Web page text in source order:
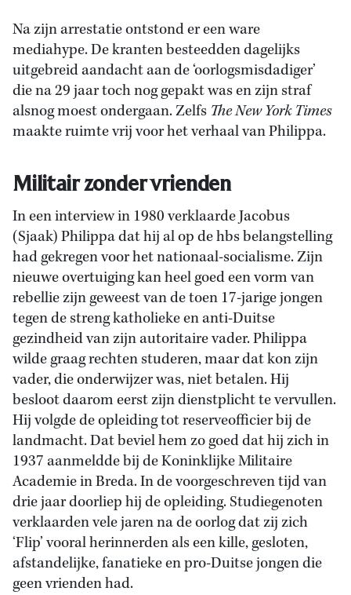
Na zijn arrestatie ontstond er een ware
mediahype. De kranten besteedden dagelijks
uitgebreid aandacht aan de ‘oorlogsmisdadiger’
die na 29 jaar toch nog gepakt was en zijn straf
alsnog moest ondergaan. Zelfs The New York Times
maakte ruimte vrij voor het verhaal van Philippa.
Militair zonder vrienden
In een interview in 1980 verklaarde Jacobus
(Sjaak) Philippa dat hij al op de hbs belangstelling
had gekregen voor het nationaal-socialisme. Zijn
nieuwe overtuiging kan heel goed een vorm van
rebellie zijn geweest van de toen 17-jarige jongen
tegen de streng katholieke en anti-Duitse
gezindheid van zijn autoritaire vader. Philippa
wilde graag rechten studeren, maar dat kon zijn
vader, die onderwijzer was, niet betalen. Hij
besloot daarom eerst zijn dienstplicht te vervullen.
Hij volgde de opleiding tot reserveofficier bij de
landmacht. Dat beviel hem zo goed dat hij zich in
1937 aanmeldde bij de Koninklijke Militaire
Academie in Breda. In de voorgeschreven tijd van
drie jaar doorliep hij de opleiding. Studiegenoten
verklaarden vele jaren na de oorlog dat zij zich
‘Flip’ vooral herinnerden als een kille, gesloten,
afstandelijke, fanatieke en pro-Duitse jongen die
geen vrienden had.